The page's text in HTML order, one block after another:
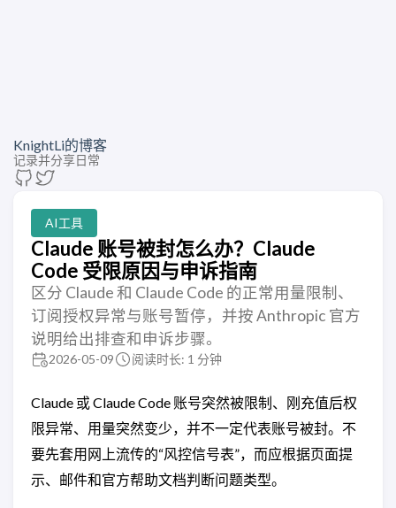
KnightLi的博客
记录并分享日常
AI工具
Claude 账号被封怎么办？Claude
Code 受限原因与申诉指南
区分 Claude 和 Claude Code 的正常用量限制、
订阅授权异常与账号暂停，并按 Anthropic 官方
说明给出排查和申诉步骤。
2026-05-09 阅读时长: 1 分钟
Claude 或 Claude Code 账号突然被限制、刚充值后权
限异常、用量突然变少，并不一定代表账号被封。不
要先套用网上流传的“风控信号表”，而应根据页面提
示、邮件和官方帮助文档判断问题类型。